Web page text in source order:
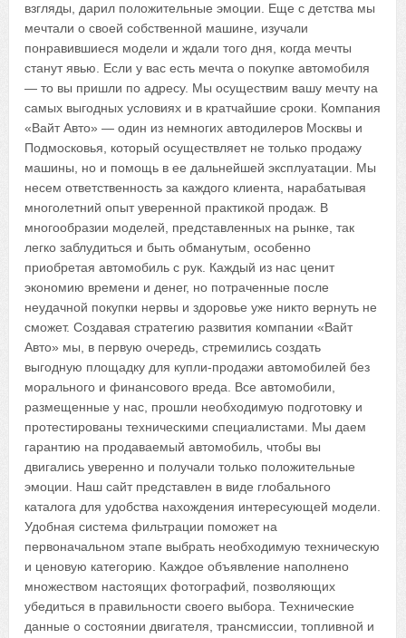
взгляды, дарил положительные эмоции. Еще с детства мы
мечтали о своей собственной машине, изучали
понравившиеся модели и ждали того дня, когда мечты
станут явью. Если у вас есть мечта о покупке автомобиля
— то вы пришли по адресу. Мы осуществим вашу мечту на
самых выгодных условиях и в кратчайшие сроки. Компания
«Вайт Авто» — один из немногих автодилеров Москвы и
Подмосковья, который осуществляет не только продажу
машины, но и помощь в ее дальнейшей эксплуатации. Мы
несем ответственность за каждого клиента, нарабатывая
многолетний опыт уверенной практикой продаж. В
многообразии моделей, представленных на рынке, так
легко заблудиться и быть обманутым, особенно
приобретая автомобиль с рук. Каждый из нас ценит
экономию времени и денег, но потраченные после
неудачной покупки нервы и здоровье уже никто вернуть не
сможет. Создавая стратегию развития компании «Вайт
Авто» мы, в первую очередь, стремились создать
выгодную площадку для купли-продажи автомобилей без
морального и финансового вреда. Все автомобили,
размещенные у нас, прошли необходимую подготовку и
протестированы техническими специалистами. Мы даем
гарантию на продаваемый автомобиль, чтобы вы
двигались уверенно и получали только положительные
эмоции. Наш сайт представлен в виде глобального
каталога для удобства нахождения интересующей модели.
Удобная система фильтрации поможет на
первоначальном этапе выбрать необходимую техническую
и ценовую категорию. Каждое объявление наполнено
множеством настоящих фотографий, позволяющих
убедиться в правильности своего выбора. Технические
данные о состоянии двигателя, трансмиссии, топливной и